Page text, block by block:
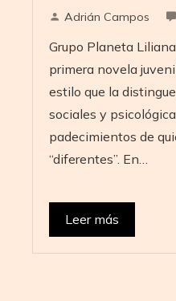
Adrián Campos
Grupo Planeta
primera novela
estilo que la
sociales y
padecimientos de
“diferentes”. En…
Leer más